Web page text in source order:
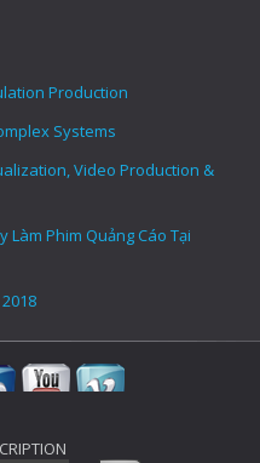
Production
Systems
Video Production &
Làm Phim Quảng Cáo Tại